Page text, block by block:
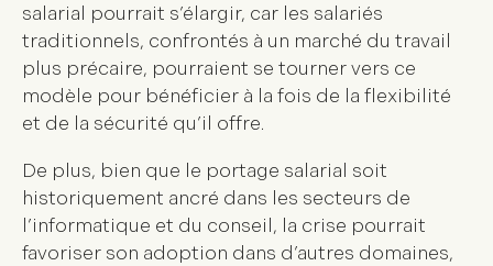
salarial pourrait s’élargir, car les salariés
traditionnels, confrontés à un marché du travail
plus précaire, pourraient se tourner vers ce
modèle pour bénéficier à la fois de la flexibilité
et de la sécurité qu’il offre.
De plus, bien que le portage salarial soit
historiquement ancré dans les secteurs de
l’informatique et du conseil, la crise pourrait
favoriser son adoption dans d’autres domaines,